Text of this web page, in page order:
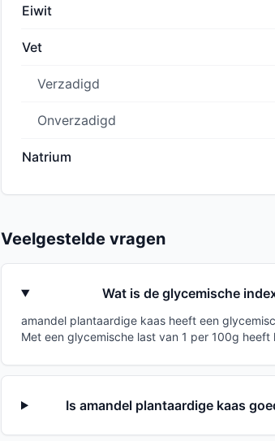
Eiwit
Vet
Verzadigd
Onverzadigd
Natrium
Veelgestelde vragen
Wat is de glycemische
amandel plantaardige kaas heeft een
Met een glycemische last van 1 per 100g
Is amandel plantaardige kaas